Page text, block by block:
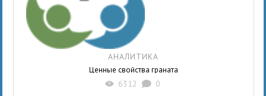
АНАЛИТИКА
Ценные свойства граната
X 6312 K 0